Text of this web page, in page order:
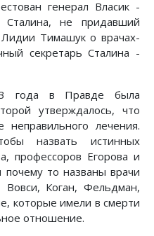
генерал Власик -
Сталина, не придавший
Тимашук о врачах-
секретарь Сталина -
года в Правде была
утверждалось, что
лечения.
назвать истинных
профессоров Егорова и
почему то названы врачи
Вовси, Коган, Фельдман,
которые имели в смерти
отношение.